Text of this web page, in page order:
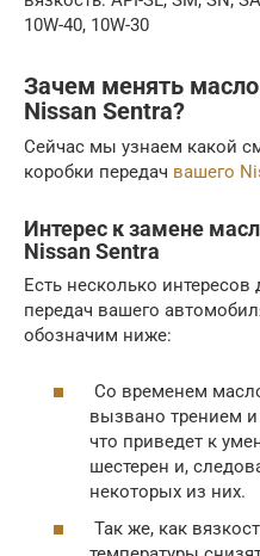
10W-40, 10W-30
Зачем менять
Nissan Sentra?
Сейчас мы узнаем какой
коробки передач вашего
Интерес к замене
Nissan Sentra
Есть несколько
передач вашего
обозначим ниже:
Со временем
вызвано трением
что приведет к
шестерен и,
некоторых из них.
Так же, как